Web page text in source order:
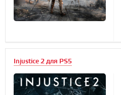
Injustice 2 для PS5